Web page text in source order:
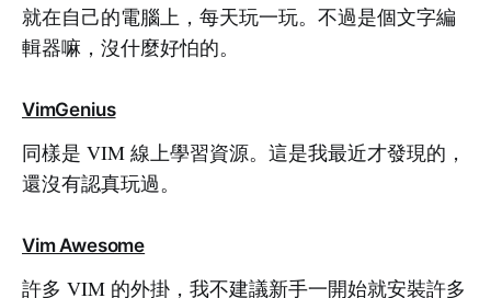
就在自己的電腦上，每天玩一玩。不過是個文字編
輯器嘛，沒什麼好怕的。
VimGenius
同樣是 VIM 線上學習資源。這是我最近才發現的，
還沒有認真玩過。
Vim Awesome
許多 VIM 的外掛，我不建議新手一開始就安裝許多